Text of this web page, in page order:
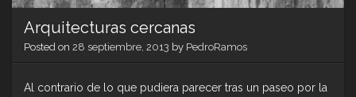
Arquitecturas cercanas
Posted on 28 septiembre, 2013 by PedroRamos
Al contrario de lo que pudiera parecer tras un paseo por la